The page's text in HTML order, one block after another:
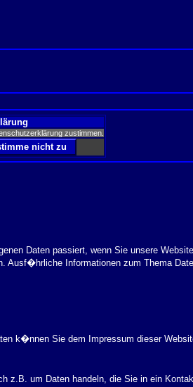
zustimmen.
Daten passiert, wenn Sie unsere
Informationen zum Thema
k�nnen Sie dem Impressum dieser
z.B. um Daten handeln, die Sie in ein